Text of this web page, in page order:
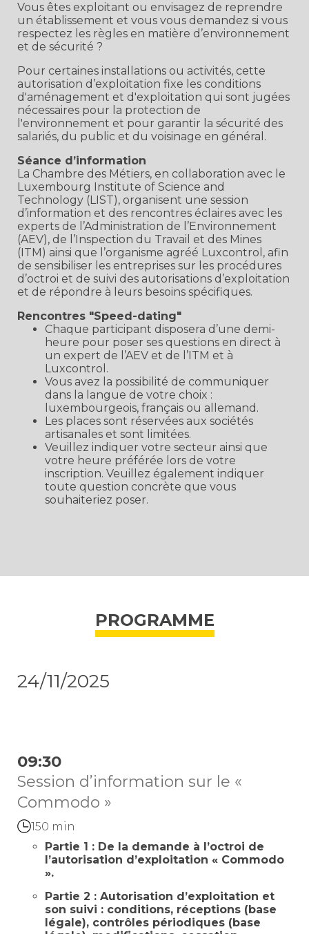
Vous êtes exploitant ou envisagez de reprendre
un établissement et vous vous demandez si vous
respectez les règles en matière d’environnement
et de sécurité ?
Pour certaines installations ou activités, cette
autorisation d’exploitation fixe les conditions
d'aménagement et d'exploitation qui sont jugées
nécessaires pour la protection de
l'environnement et pour garantir la sécurité des
salariés, du public et du voisinage en général.
Séance d’information
La Chambre des Métiers, en collaboration avec le
Luxembourg Institute of Science and
Technology (LIST), organisent une session
d’information et des rencontres éclaires avec les
experts de l’Administration de l’Environnement
(AEV), de l’Inspection du Travail et des Mines
(ITM) ainsi que l’organisme agréé Luxcontrol, afin
de sensibiliser les entreprises sur les procédures
d’octroi et de suivi des autorisations d’exploitation
et de répondre à leurs besoins spécifiques.
Rencontres "Speed-dating"
Chaque participant disposera d’une demi-
heure pour poser ses questions en direct à
un expert de l’AEV et de l’ITM et à
Luxcontrol.
Vous avez la possibilité de communiquer
dans la langue de votre choix :
luxembourgeois, français ou allemand.
Les places sont réservées aux sociétés
artisanales et sont limitées.
Veuillez indiquer votre secteur ainsi que
votre heure préférée lors de votre
inscription. Veuillez également indiquer
toute question concrète que vous
souhaiteriez poser.
PROGRAMME
24/11/2025
09:30
Session d’information sur le «
Commodo »
150 min
Partie 1 : De la demande à l’octroi de
l’autorisation d’exploitation « Commodo
».
Partie 2 : Autorisation d’exploitation et
son suivi : conditions, réceptions (base
légale), contrôles périodiques (base